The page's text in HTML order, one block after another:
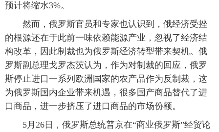
预计将缩水3%。
然而，俄罗斯官员和专家也认识到，俄经济受挫
的根源还在于此前一味依赖能源产业，忽视了经济结
构改革，因此制裁也为俄罗斯经济转型带来契机。俄
罗斯副总理戈罗杰茨认为，作为对制裁的回应，俄罗
斯停止进口一系列欧洲国家的农产品作为反制裁，这
为俄罗斯国内企业带来机遇，很多国产商品替代了进
口商品，进一步挤压了进口商品的市场份额。
5月26日，俄罗斯总统普京在“商业俄罗斯”经贸论